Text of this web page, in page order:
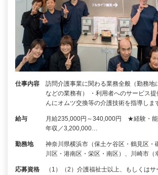
仕事内容
訪問介護事業に関わる業務全般（勤務地
などの業務有） ・利用者へのサービス提
んにオムツ交換等の介護技術を指導しま
給与
月給235,000円～340,000円 ★経験・
年収／3,200,000…
勤務地
神奈川県横浜市（保土ケ谷区・鶴見区・
川区・港南区・栄区・南区）、川崎市（
応募資格
（1）（2）介護福祉士以上、もしくは